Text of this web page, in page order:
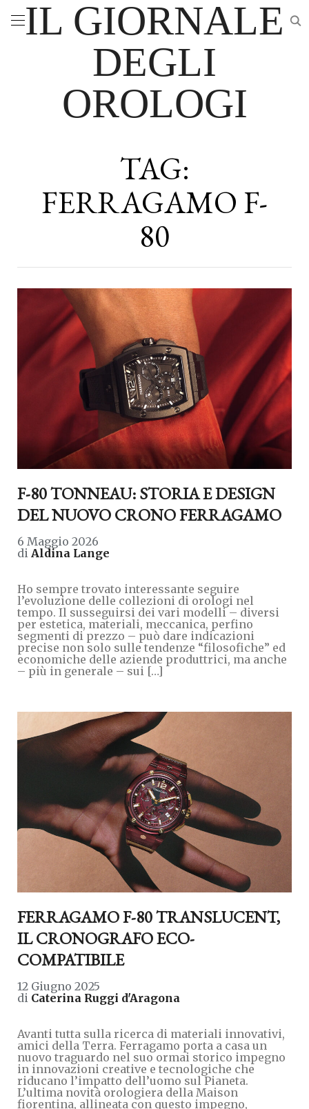
IL GIORNALE
DEGLI
OROLOGI
TAG:
FERRAGAMO F-
80
F-80 TONNEAU: STORIA E DESIGN
DEL NUOVO CRONO FERRAGAMO
6 Maggio 2026
di Aldina Lange
Ho sempre trovato interessante seguire
l’evoluzione delle collezioni di orologi nel
tempo. Il susseguirsi dei vari modelli – diversi
per estetica, materiali, meccanica, perfino
segmenti di prezzo – può dare indicazioni
precise non solo sulle tendenze “filosofiche” ed
economiche delle aziende produttrici, ma anche
– più in generale – sui […]
FERRAGAMO F-80 TRANSLUCENT,
IL CRONOGRAFO ECO-
COMPATIBILE
12 Giugno 2025
di Caterina Ruggi d'Aragona
Avanti tutta sulla ricerca di materiali innovativi,
amici della Terra. Ferragamo porta a casa un
nuovo traguardo nel suo ormai storico impegno
in innovazioni creative e tecnologiche che
riducano l’impatto dell’uomo sul Pianeta.
L’ultima novità orologiera della Maison
fiorentina, allineata con questo impegno,